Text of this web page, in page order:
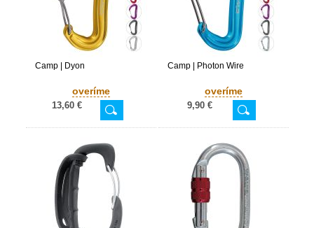
Camp | Dyon
overíme
13,60 €
Camp | Photon Wire
overíme
9,90 €